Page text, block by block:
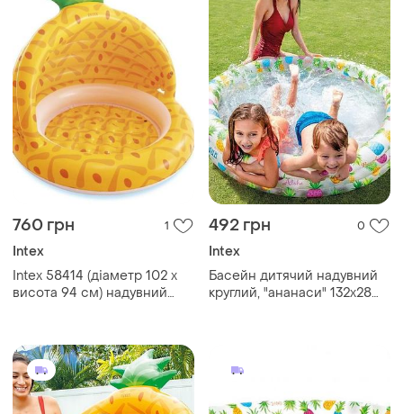
760 грн 1
Intex
Intex 58414 (діаметр 102 x
висота 94 см) надувний
492 грн 0
Intex
Басейн дитячий надувний
круглий, "ананаси" 132x28